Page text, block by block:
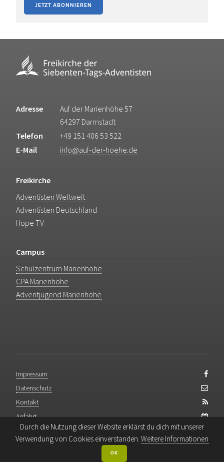
JETZT ABONNIEREN
Adresse
Auf der Marienhöhe 57
64297 Darmstadt
Telefon
+49 151 406 53 522
E-Mail
info@auf-der-hoehe.de
Freikirche
Adventisten Weltweit
Adventisten Deutschland
Hope TV
Campus
Schulzentrum Marienhöhe
CPA Marienhöhe
Adventjugend Marienhöhe
Impressum
Datenschutz
Kontakt
Anfahrt
Backend-Login
Durch die Nutzung dieser Website erklärst du dich mit unserer
Verwendung von Cookies einverstanden. Weitere Informationen
OK